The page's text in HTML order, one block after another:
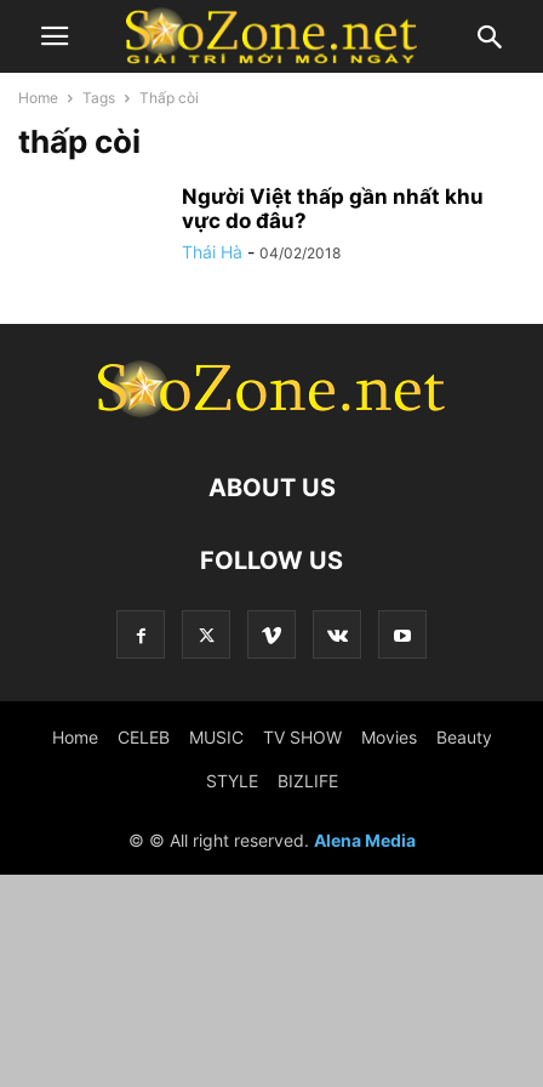
Home Tags Thấp còi
thấp còi
Người Việt thấp gần nhất khu
vực do đâu?
Thái Hà - 04/02/2018
ABOUT US
FOLLOW US
Home CELEB MUSIC TV SHOW Movies Beauty
STYLE BIZLIFE
© © All right reserved. Alena Media